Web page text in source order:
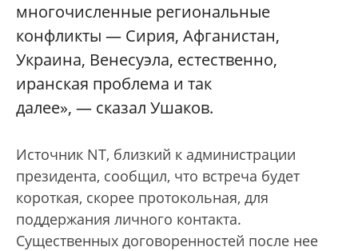
многочисленные региональные
конфликты — Сирия, Афганистан,
Украина, Венесуэла, естественно,
иранская проблема и так
далее», — сказал Ушаков.
Источник NT, близкий к администрации
президента, сообщил, что встреча будет
короткая, скорее протокольная, для
поддержания личного контакта.
Существенных договоренностей после нее